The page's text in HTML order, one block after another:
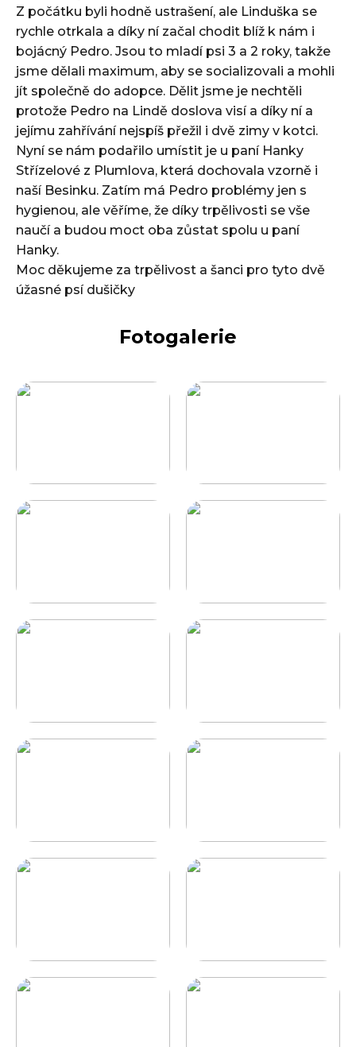
Z počátku byli hodně ustrašení, ale Linduška se
rychle otrkala a díky ní začal chodit blíž k nám i
bojácný Pedro. Jsou to mladí psi 3 a 2 roky, takže
jsme dělali maximum, aby se socializovali a mohli
jít společně do adopce. Dělit jsme je nechtěli
protože Pedro na Lindě doslova visí a díky ní a
jejímu zahřívání nejspíš přežil i dvě zimy v kotci.
Nyní se nám podařilo umístit je u paní Hanky
Střízelové z Plumlova, která dochovala vzorně i
naší Besinku. Zatím má Pedro problémy jen s
hygienou, ale věříme, že díky trpělivosti se vše
naučí a budou moct oba zůstat spolu u paní
Hanky.
Moc děkujeme za trpělivost a šanci pro tyto dvě
úžasné psí dušičky
Fotogalerie